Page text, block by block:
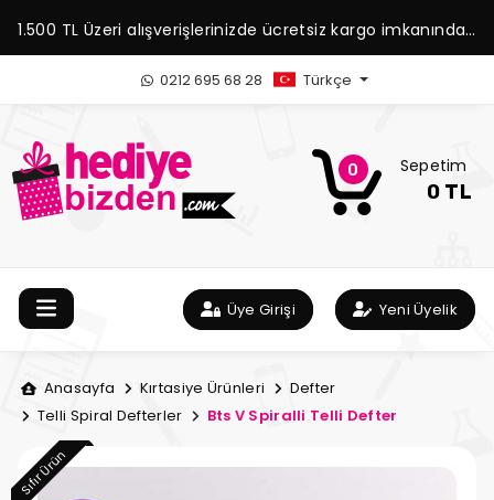
1.500 TL Üzeri alışverişlerinizde ücretsiz kargo imkanından
yararlanabilirsiniz.
0212 695 68 28 Türkçe
0 Sepetim
0 TL
Üye Girişi Yeni Üyelik
Anasayfa Kırtasiye Ürünleri
Defter
Telli Spiral Defterler
Bts V Spiralli Telli Defter
Sıfır Ürün